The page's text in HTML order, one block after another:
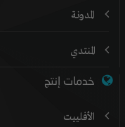
المدونة
المنتدي
خدمات إنتج
الأفلييت